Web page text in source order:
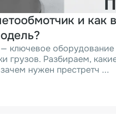
и как
ключевое оборудование
грузов. Разбираем,
нужен престретч ...